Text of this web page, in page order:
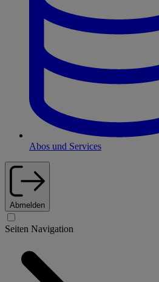
Abos und Services
Abmelden
Seiten Navigation